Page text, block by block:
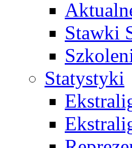
Stawki
Statystyki